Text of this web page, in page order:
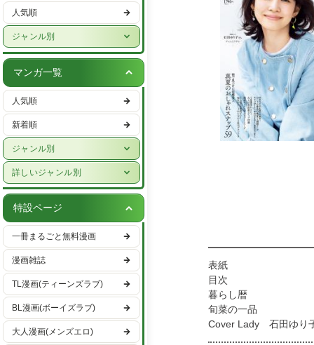
人気順
ジャンル別
週刊誌
ビジネス・IT・マネー
女性ファッション・美容
女性ライフスタイル・健康
グルメ・レシピ
車・バイク
趣味・エンタメ
スポーツ・アウトドア
男性ライフスタイル
国内旅行
海外旅行
マンガ一覧
人気順
新着順
ジャンル別
少年漫画
青年漫画
女性漫画
詳しいジャンル別
ハーレクイン
ヒューマンドラマ
バトル・アクション
ファンタジー・SF
異世界・転生
ミステリー・サスペンス
特設ページ
一冊まるごと無料漫画
漫画雑誌
TL漫画(ティーンズラブ)
BL漫画(ボーイズラブ)
大人漫画(メンズエロ)
表紙
目次
暮らし暦
旬菜の一品
Cover Lady 石田ゆり